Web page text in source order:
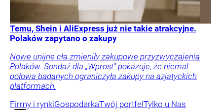
Temu, Shein i AliExpress już nie takie atrakcyjne.
Polaków zapytano o zakupy
Nowe unijne cła zmieniły zakupowe przyzwyczajenia
Polaków. Sondaż dla „Wprost” pokazuje, że niemal
połowa badanych ograniczyła zakupy na azjatyckich
platformach.
Firmy i rynkiGospodarkaTwój portfel Tylko u Nas